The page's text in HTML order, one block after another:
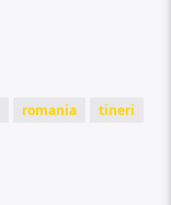
romania tineri